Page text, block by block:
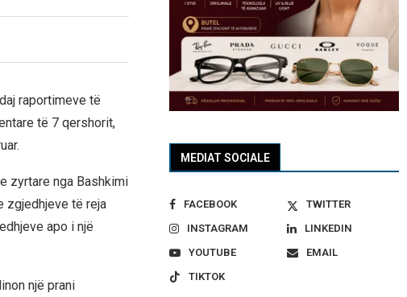
raportimeve të
të 7 qershorit,
zyrtare nga Bashkimi
zgjedhjeve të reja
apo i një
një prani
MEDIAT SOCIALE
FACEBOOK
TWITTER
INSTAGRAM
LINKEDIN
YOUTUBE
EMAIL
TIKTOK